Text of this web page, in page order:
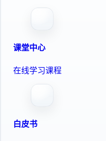
课堂中心
在线学习课程
白皮书